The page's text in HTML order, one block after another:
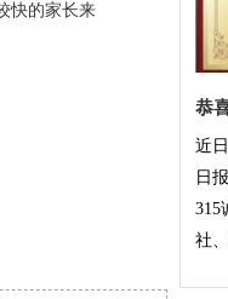
快的家长来
恭
近
日
315
社